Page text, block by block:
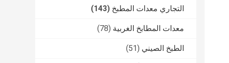
التجاري معدات المطبخ (143)
معدات المطابخ الغربية (78)
الطبخ الصيني (51)